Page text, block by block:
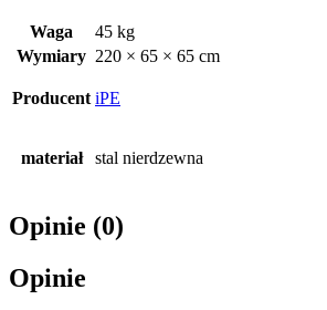
Waga
45 kg
Wymiary 220 × 65 × 65 cm
Producent iPE
materiał stal nierdzewna
Opinie (0)
Opinie